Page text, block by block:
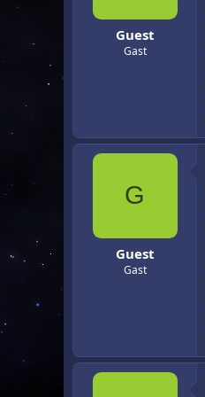
Guest
Gast
G
Guest
Gast